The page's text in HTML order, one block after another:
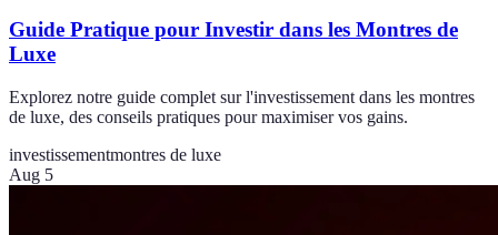
Guide Pratique pour Investir dans les Montres de
Luxe
Explorez notre guide complet sur l'investissement dans les montres
de luxe, des conseils pratiques pour maximiser vos gains.
investissementmontres de luxe
Aug 5